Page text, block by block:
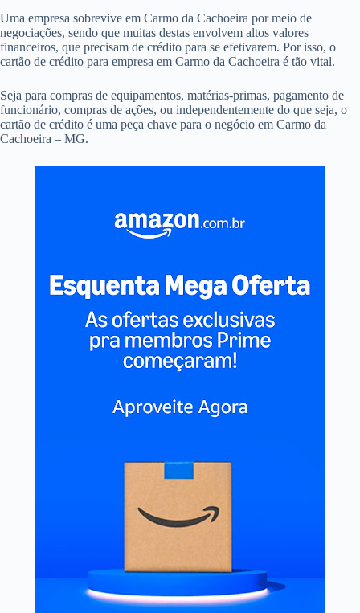
Uma empresa sobrevive em Carmo da Cachoeira por meio de
negociações, sendo que muitas destas envolvem altos valores
financeiros, que precisam de crédito para se efetivarem. Por isso, o
cartão de crédito para empresa em Carmo da Cachoeira é tão vital.
Seja para compras de equipamentos, matérias-primas, pagamento de
funcionário, compras de ações, ou independentemente do que seja, o
cartão de crédito é uma peça chave para o negócio em Carmo da
Cachoeira – MG.